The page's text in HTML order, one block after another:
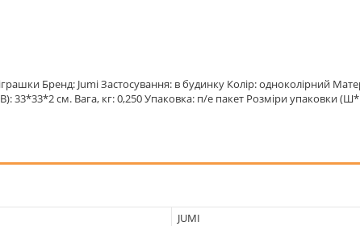
Бренд: Jumi Застосування: в будинку Колір: одноколірний
33*33*2 см. Вага, кг: 0,250 Упаковка: п/е пакет Розміри упаковки
JUMI